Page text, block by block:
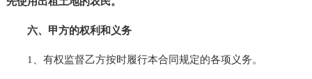
六、甲方的权利和义务
1、有权监督乙方按时履行本合同规定的各项义务。